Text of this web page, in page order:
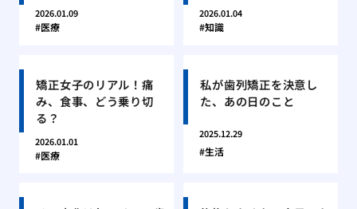
2026.01.09
医療
2026.01.04
知識
矯正女子のリアル！痛
み、食事、どう乗り切
る？
2026.01.01
医療
私が歯列矯正を決意し
た、あの日のこと
2025.12.29
生活